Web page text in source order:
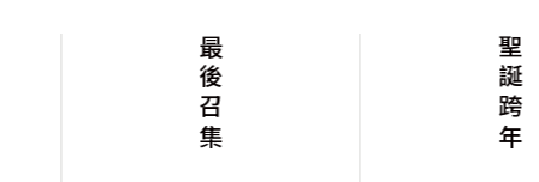
最後召集 聖誕跨年